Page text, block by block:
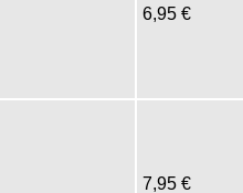
6,95 €
7,95 €